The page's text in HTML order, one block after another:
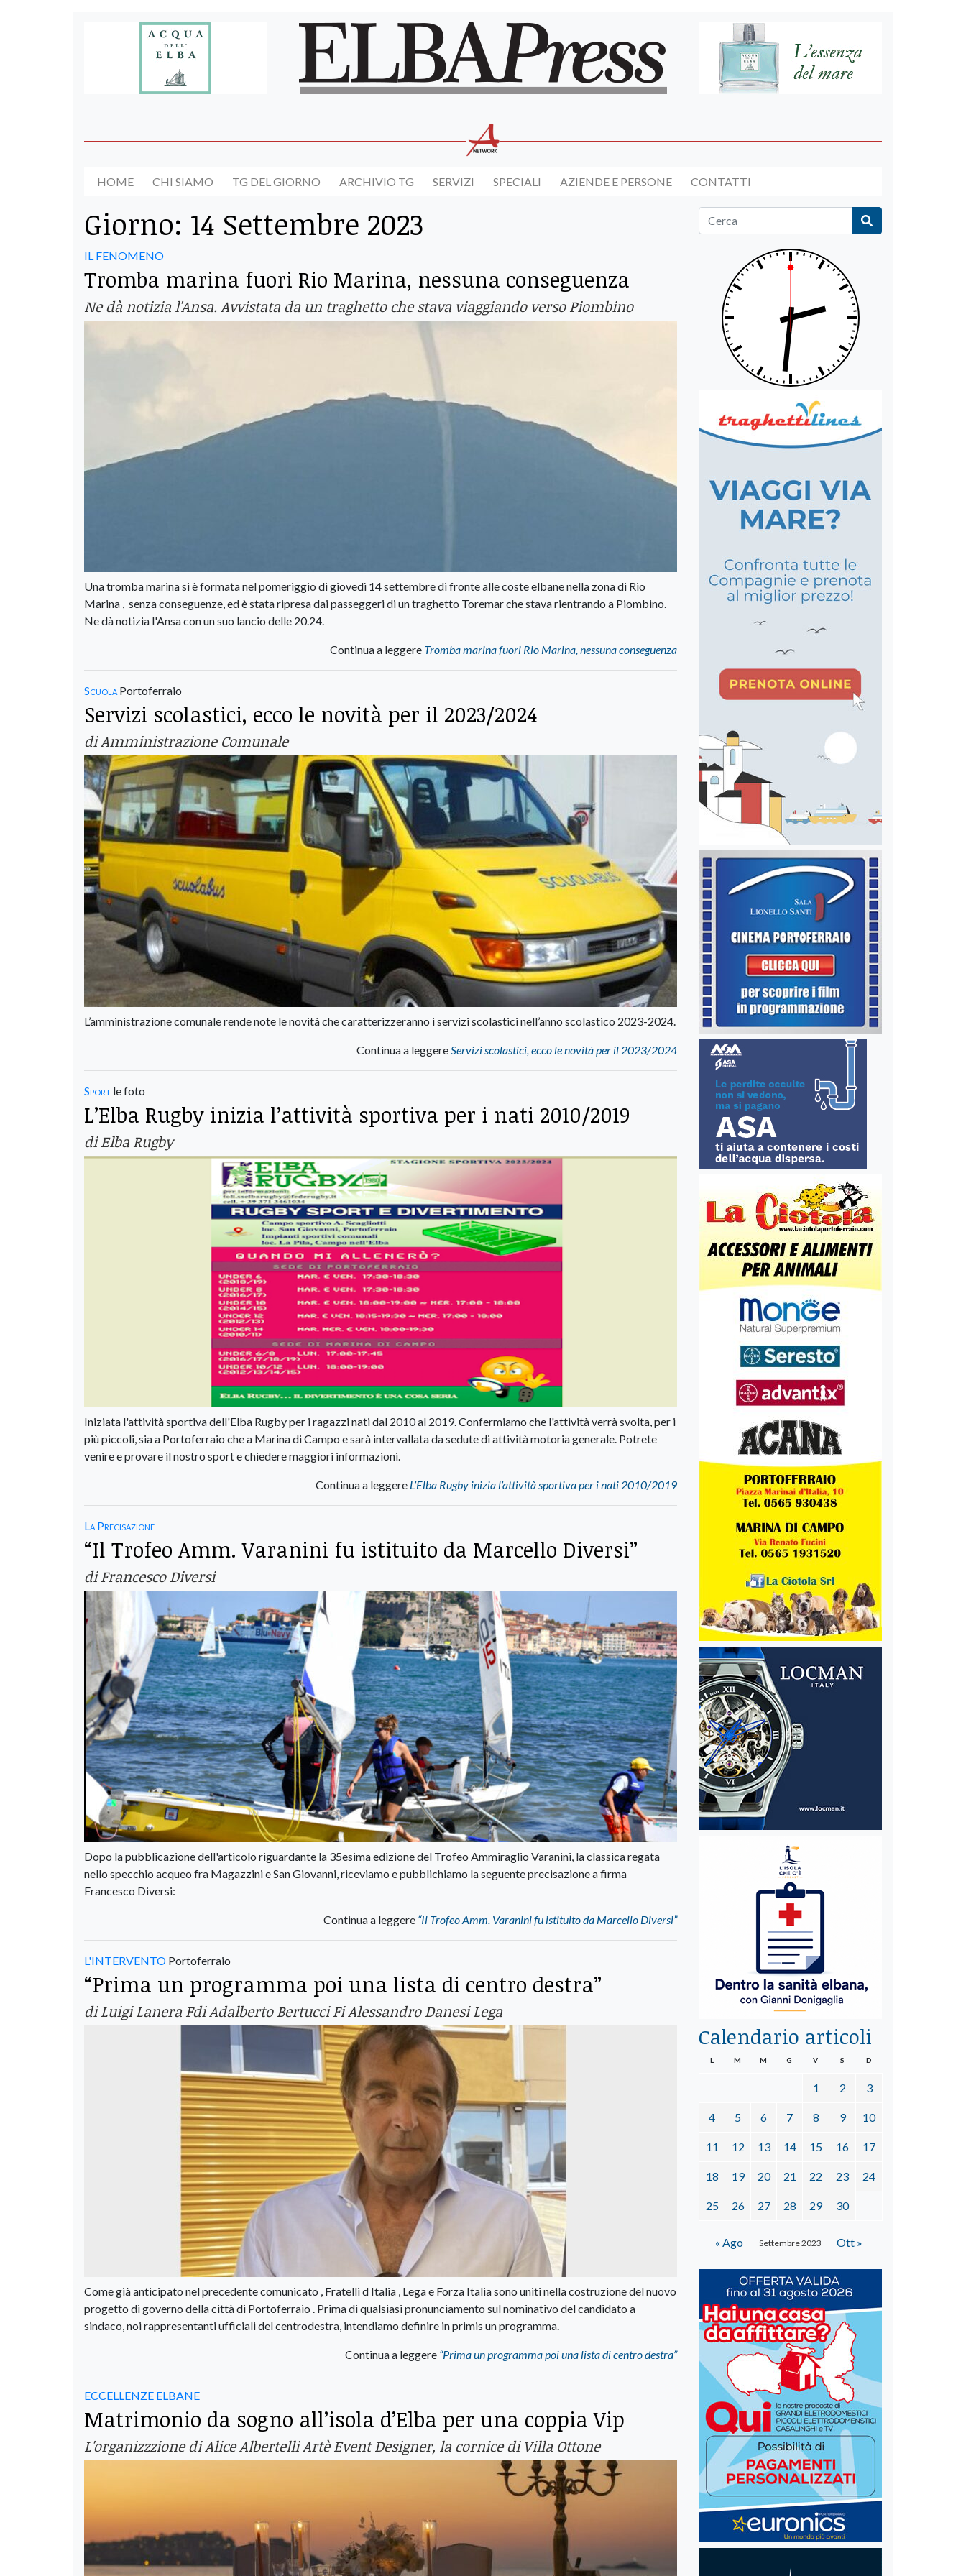
HOME CHI SIAMO TG DEL GIORNO ARCHIVIO TG SERVIZI SPECIALI AZIENDE E PERSONE CONTATTI
Giorno: 14 Settembre 2023
IL FENOMENO
Tromba marina fuori Rio Marina, nessuna conseguenza
Ne dà notizia l'Ansa. Avvistata da un traghetto che stava viaggiando verso Piombino
Una tromba marina si è formata nel pomeriggio di giovedì 14 settembre di fronte alle coste elbane nella zona di Rio
Marina , senza conseguenze, ed è stata ripresa dai passeggeri di un traghetto Toremar che stava rientrando a Piombino.
Ne dà notizia l'Ansa con un suo lancio delle 20.24.
Continua a leggere Tromba marina fuori Rio Marina, nessuna conseguenza
Scuola Portoferraio
Servizi scolastici, ecco le novità per il 2023/2024
di Amministrazione Comunale
L’amministrazione comunale rende note le novità che caratterizzeranno i servizi scolastici nell’anno scolastico 2023-2024.
Continua a leggere Servizi scolastici, ecco le novità per il 2023/2024
Sport le foto
L’Elba Rugby inizia l’attività sportiva per i nati 2010/2019
di Elba Rugby
Iniziata l'attività sportiva dell'Elba Rugby per i ragazzi nati dal 2010 al 2019. Confermiamo che l'attività verrà svolta, per i
più piccoli, sia a Portoferraio che a Marina di Campo e sarà intervallata da sedute di attività motoria generale. Potrete
venire e provare il nostro sport e chiedere maggiori informazioni.
Continua a leggere L’Elba Rugby inizia l’attività sportiva per i nati 2010/2019
La Precisazione
“Il Trofeo Amm. Varanini fu istituito da Marcello Diversi”
di Francesco Diversi
Dopo la pubblicazione dell'articolo riguardante la 35esima edizione del Trofeo Ammiraglio Varanini, la classica regata
nello specchio acqueo fra Magazzini e San Giovanni, riceviamo e pubblichiamo la seguente precisazione a firma
Francesco Diversi:
Continua a leggere “Il Trofeo Amm. Varanini fu istituito da Marcello Diversi”
L'INTERVENTO Portoferraio
“Prima un programma poi una lista di centro destra”
di Luigi Lanera Fdi Adalberto Bertucci Fi Alessandro Danesi Lega
Come già anticipato nel precedente comunicato , Fratelli d Italia , Lega e Forza Italia sono uniti nella costruzione del nuovo
progetto di governo della città di Portoferraio . Prima di qualsiasi pronunciamento sul nominativo del candidato a
sindaco, noi rappresentanti ufficiali del centrodestra, intendiamo definire in primis un programma.
Continua a leggere “Prima un programma poi una lista di centro destra”
ECCELLENZE ELBANE
Matrimonio da sogno all’isola d’Elba per una coppia Vip
L'organizzzione di Alice Albertelli Artè Event Designer, la cornice di Villa Ottone
Calendario articoli
Settembre 2023
L M M G V S D
1 2 3
4 5 6 7 8 9 10
11 12 13 14 15 16 17
18 19 20 21 22 23 24
25 26 27 28 29 30
« Ago Ott »